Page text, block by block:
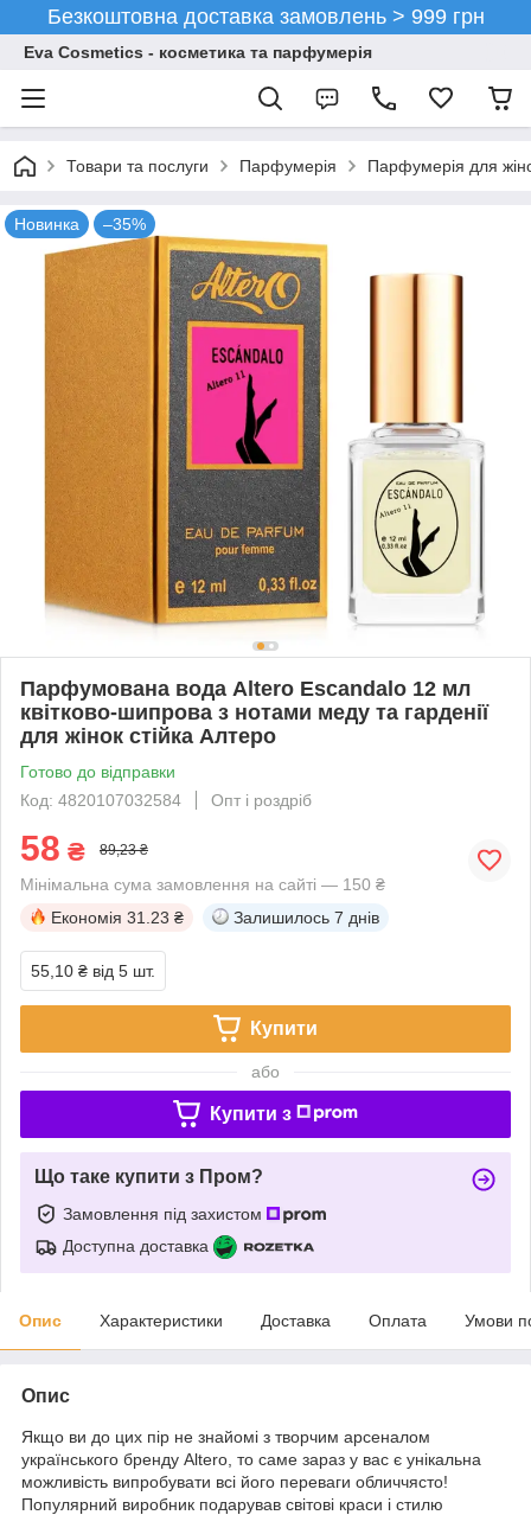
Безкоштовна доставка замовлень > 999 грн
Eva Cosmetics - косметика та парфумерія
Товари та послуги Парфумерія Парфумерія для
Новинка –35%
Парфумована вода Altero Escandalo 12 мл
квітково-шипрова з нотами меду та гарденії
для жінок стійка Алтеро
Готово до відправки
Код: 4820107032584
Опт і роздріб
58 ₴ 89,23 ₴
Мінімальна сума замовлення на сайті — 150 ₴
Економія 31.23 ₴ Залишилось 7 днів
55,10 ₴ від 5 шт.
Купити
або
Купити з
Що таке купити з Пром?
Замовлення під захистом
Доступна доставка
Опис Характеристики Доставка Оплата Умови
Опис
Якщо ви до цих пір не знайомі з творчим арсеналом
українського бренду Altero, то саме зараз у вас є унікальна
можливість випробувати всі його переваги обличчясто!
Популярний виробник подарував світові краси і стилю